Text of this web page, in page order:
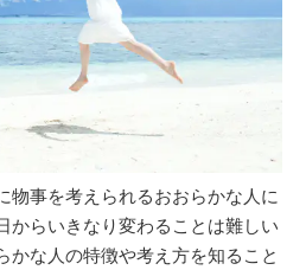
物事を考えられるおおらかな人に
からいきなり変わることは難しい
かな人の特徴や考え方を知ること